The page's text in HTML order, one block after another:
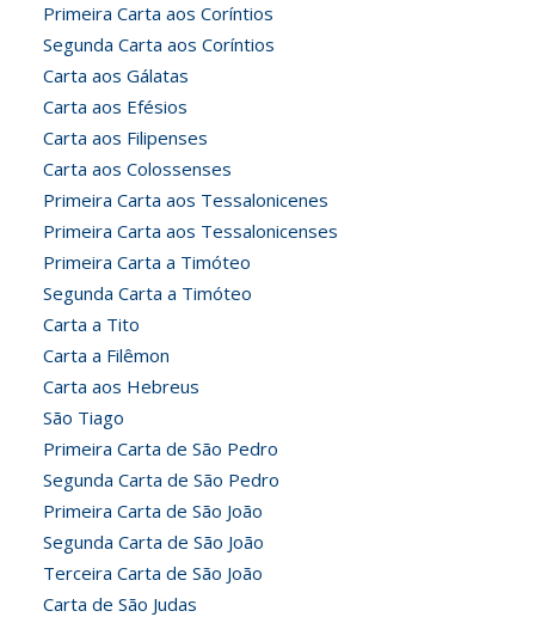
Primeira Carta aos Coríntios
Segunda Carta aos Coríntios
Carta aos Gálatas
Carta aos Efésios
Carta aos Filipenses
Carta aos Colossenses
Primeira Carta aos Tessalonicenes
Primeira Carta aos Tessalonicenses
Primeira Carta a Timóteo
Segunda Carta a Timóteo
Carta a Tito
Carta a Filêmon
Carta aos Hebreus
São Tiago
Primeira Carta de São Pedro
Segunda Carta de São Pedro
Primeira Carta de São João
Segunda Carta de São João
Terceira Carta de São João
Carta de São Judas